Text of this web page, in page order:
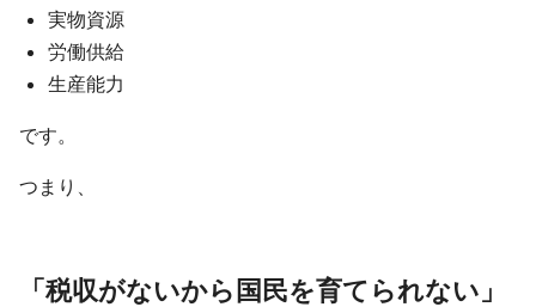
実物資源
労働供給
生産能力
です。
つまり、
「税収がないから国民を育てられない」